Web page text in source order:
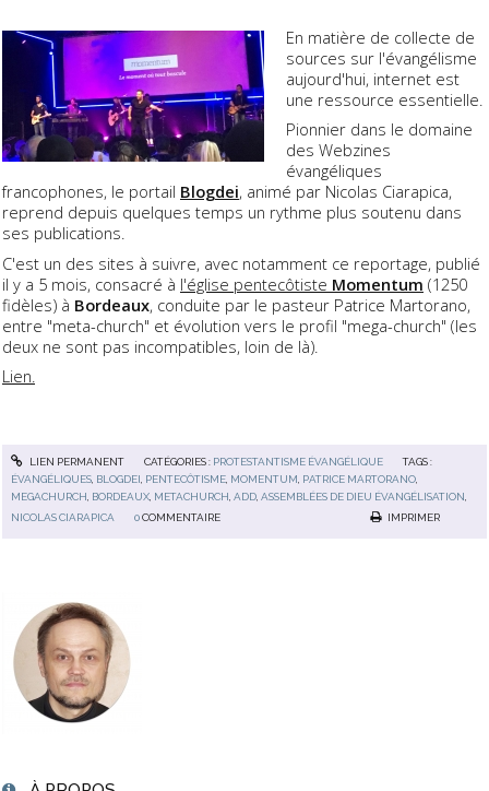
En matière de collecte de
sources sur l'évangélisme
aujourd'hui, internet est
une ressource essentielle.
Pionnier dans le domaine
des Webzines
évangéliques
francophones, le portail Blogdei, animé par Nicolas Ciarapica,
reprend depuis quelques temps un rythme plus soutenu dans
ses publications.
C'est un des sites à suivre, avec notamment ce reportage, publié
il y a 5 mois, consacré à l'église pentecôtiste Momentum (1250
fidèles) à Bordeaux, conduite par le pasteur Patrice Martorano,
entre "meta-church" et évolution vers le profil "mega-church" (les
deux ne sont pas incompatibles, loin de là).
Lien.
LIEN PERMANENT CATÉGORIES : PROTESTANTISME ÉVANGÉLIQUE
TAGS :
ÉVANGÉLIQUES, BLOGDEI, PENTECÔTISME, MOMENTUM, PATRICE MARTORANO,
MEGACHURCH, BORDEAUX, METACHURCH,ADD,ASSEMBLÉES DE DIEU ÉVANGÉLISATION,
NICOLAS CIARAPICA
0 COMMENTAIRE IMPRIMER